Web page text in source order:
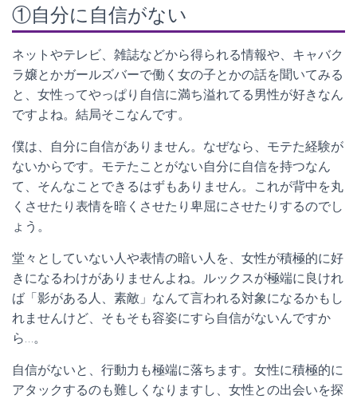
①自分に自信がない
ネットやテレビ、雑誌などから得られる情報や、キャバク
ラ嬢とかガールズバーで働く女の子とかの話を聞いてみる
と、女性ってやっぱり自信に満ち溢れてる男性が好きなん
ですよね。結局そこなんです。
僕は、自分に自信がありません。なぜなら、モテた経験が
ないからです。モテたことがない自分に自信を持つなん
て、そんなことできるはずもありません。これが背中を丸
くさせたり表情を暗くさせたり卑屈にさせたりするのでし
ょう。
堂々としていない人や表情の暗い人を、女性が積極的に好
きになるわけがありませんよね。ルックスが極端に良けれ
ば「影がある人、素敵」なんて言われる対象になるかもし
れませんけど、そもそも容姿にすら自信がないんですか
ら…。
自信がないと、行動力も極端に落ちます。女性に積極的に
アタックするのも難しくなりますし、女性との出会いを探